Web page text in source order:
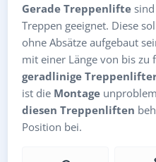
Gerade Treppenlifte
Treppen geeignet. Diese
ohne Absätze aufgebaut
mit einer Länge von bis zu
geradlinige
ist die Montage
diesen Treppenliften
Position bei.